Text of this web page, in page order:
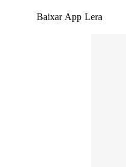
Baixar App Lera